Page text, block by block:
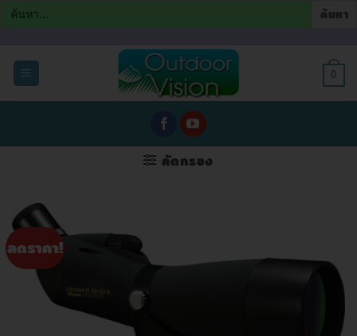
Search
for:
0
คัดกรอง
ลดราคา!